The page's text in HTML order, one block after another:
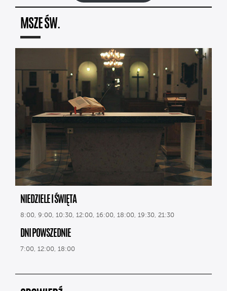
MSZE ŚW.
NIEDZIELE I ŚWIĘTA
8:00, 9:00, 10:30, 12:00, 16:00, 18:00, 19:30, 21:30
DNI POWSZEDNIE
7:00, 12:00, 18:00